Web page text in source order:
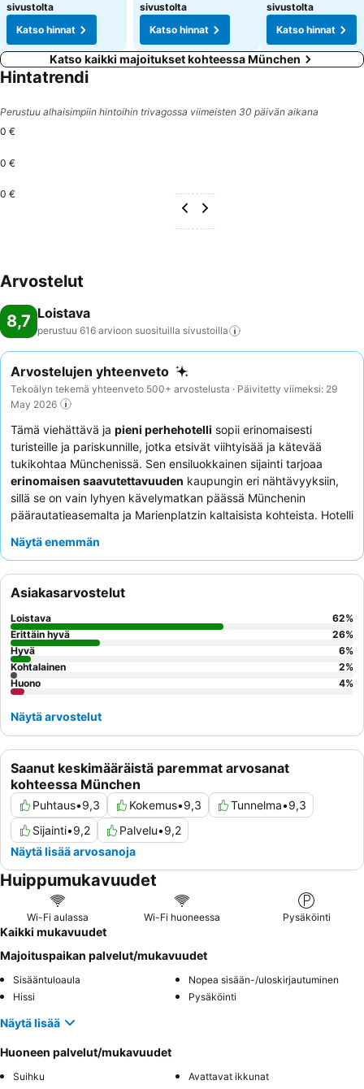
sivustolta
Katso hinnat
sivustolta
Katso hinnat
sivustolta
Katso hinnat
Katso kaikki majoitukset kohteessa München
Hintatrendi
Perustuu alhaisimpiin hintoihin trivagossa viimeisten 30 päivän aikana
0 €
0 €
0 €
Arvostelut
8,7 Loistava
perustuu 616 arvioon suosituilla sivustoilla
Arvostelujen yhteenveto
Tekoälyn tekemä yhteenveto 500+ arvostelusta · Päivitetty viimeksi: 29
May 2026
Tämä viehättävä ja pieni perhehotelli sopii erinomaisesti
turisteille ja pariskunnille, jotka etsivät viihtyisää ja kätevää
tukikohtaa Münchenissä. Sen ensiluokkainen sijainti tarjoaa
erinomaisen saavutettavuuden kaupungin eri nähtävyyksiin,
sillä se on vain lyhyen kävelymatkan päässä Münchenin
päärautatieasemalta ja Marienplatzin kaltaisista kohteista. Hotelli
aamiaisellaan, joka sisältää tuoreita raaka-aineita ja kotitekoisia
jatkuvasti
ystävällisyydestä ja avuliaisuudesta, mikä luo henkilökohtaisen
ja perheenomaisen ilmapiirin. Todella rentouttavan kokemuksen
takaamiseksi kannattaa pyytää jokin hiljattain kunnostetuista
huoneista, jotka tarjoavat modernit kalusteet ja
sängyt.
Näytä enemmän
Saanut keskimääräistä paremmat arvosanat
kohteessa München
Puhtaus•9,3 Kokemus•9,3 Tunnelma•9,3
Sijainti•9,2 Palvelu•9,2
Näytä lisää arvosanoja
Asiakasarvostelut
Loistava 62%
Erittäin hyvä
26%
Hyvä
6%
Kohtalainen
2%
Huono
4%
Näytä arvostelut
Huippumukavuudet
Wi-Fi aulassa Wi-Fi huoneessa Pysäköinti
Kaikki mukavuudet
Majoituspaikan palvelut/mukavuudet
Sisääntuloaula
Nopea sisään-/uloskirjautuminen
Hissi
Pysäköinti
Näytä lisää
Huoneen palvelut/mukavuudet
Suihku
Avattavat ikkunat